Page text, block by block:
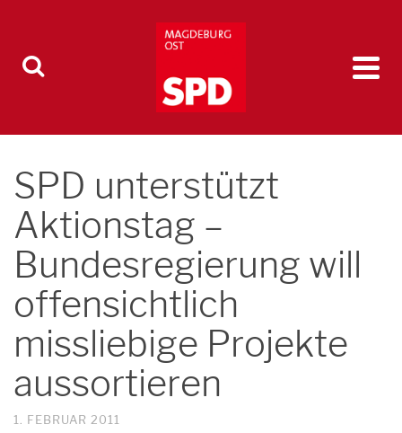
SPD unterstützt
Aktionstag –
Bundesregierung will
offensichtlich
missliebige Projekte
aussortieren
1. FEBRUAR 2011